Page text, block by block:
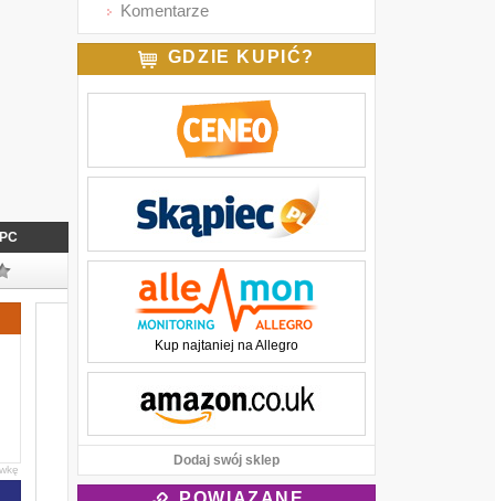
PC
Komentarze
GDZIE KUPIĆ?
Kup najtaniej na Allegro
Dodaj swój sklep